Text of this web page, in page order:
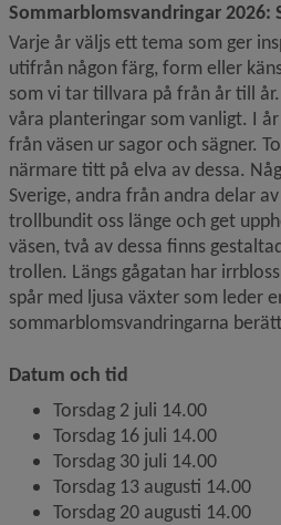
Sommarblomsvandringar 2026:
Varje år väljs ett tema som ger
utifrån någon färg, form eller
som vi tar tillvara på från år till
våra planteringar som vanligt. I
från väsen ur sagor och sägner.
närmare titt på elva av dessa.
Sverige, andra från andra delar
trollbundit oss länge och get
väsen, två av dessa finns
trollen. Längs gågatan har
spår med ljusa växter som leder
sommarblomsvandringarna
Datum och tid
Torsdag 2 juli 14.00
Torsdag 16 juli 14.00
Torsdag 30 juli 14.00
Torsdag 13 augusti 14.00
Torsdag 20 augusti 14.00